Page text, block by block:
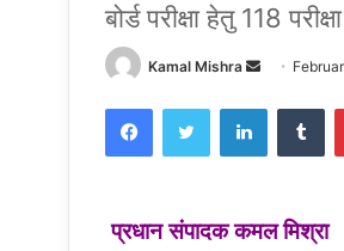
बोर्ड परीक्षा हेतु 118
Kamal Mishra
Send
FacebookTwitter LinkedIn
प्रधान संपादक कमल मिश्रा